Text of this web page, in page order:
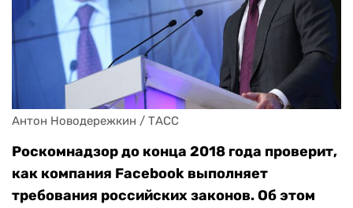
Антон Новодережкин / ТАСС
Роскомнадзор до конца 2018 года проверит,
как компания Facebook выполняет
требования российских законов. Об этом